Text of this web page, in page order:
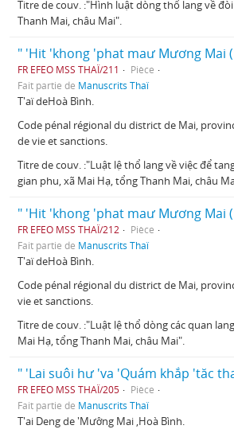
Titre de couv. :"Hình luật dòng thổ lang về
Thanh Mai, châu Mai".
" 'Hit 'khong 'phat maư Mương Mai
FR EFEO MSS THAÏ/211
Pièce
Fait partie de Manuscrits Thaï
T'aï deHoà Bình.
Code pénal régional du district de Mai,
de vie et sanctions.
Titre de couv. :"Luật lệ thổ lang về việc để
gian phu, xã Mai Hạ, tổng Thanh Mai, châu
" 'Hit 'khong 'phat maư Mương Mai
FR EFEO MSS THAÏ/212
Pièce
Fait partie de Manuscrits Thaï
T'aï deHoà Bình.
Code pénal régional du district de Mai,
vie et sanctions.
Titre de couv. :"Luật lệ thổ dòng các quan
Mai Hạ, tổng Thanh Mai, châu Mai".
FR EFEO MSS THAÏ/205
Pièce
Fait partie de Manuscrits Thaï
T'ai Deng de 'Mươ̂ng Mai ,Hoà Bình.